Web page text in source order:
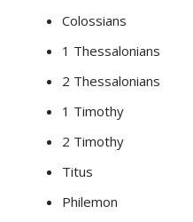
Colossians
1 Thessalonians
2 Thessalonians
1 Timothy
2 Timothy
Titus
Philemon